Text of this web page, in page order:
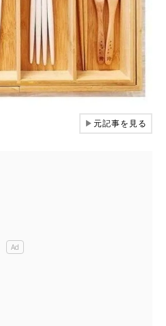
▶元記事を見る